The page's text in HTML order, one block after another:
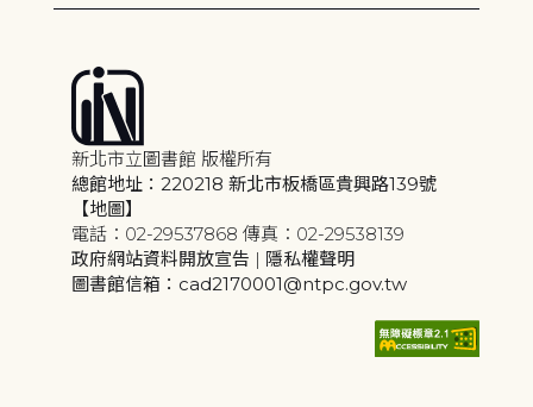
新北市立圖書館 版權所有
總館地址：220218 新北市板橋區貴興路139號
【地圖】
電話：02-29537868 傳真：02-29538139
政府網站資料開放宣告 | 隱私權聲明
圖書館信箱：cad2170001@ntpc.gov.tw